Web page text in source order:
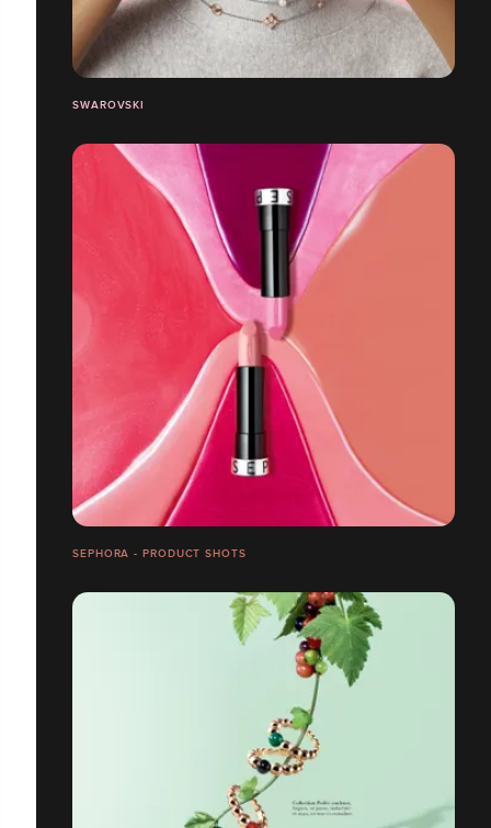
SWAROVSKI
SEPHORA - PRODUCT SHOTS